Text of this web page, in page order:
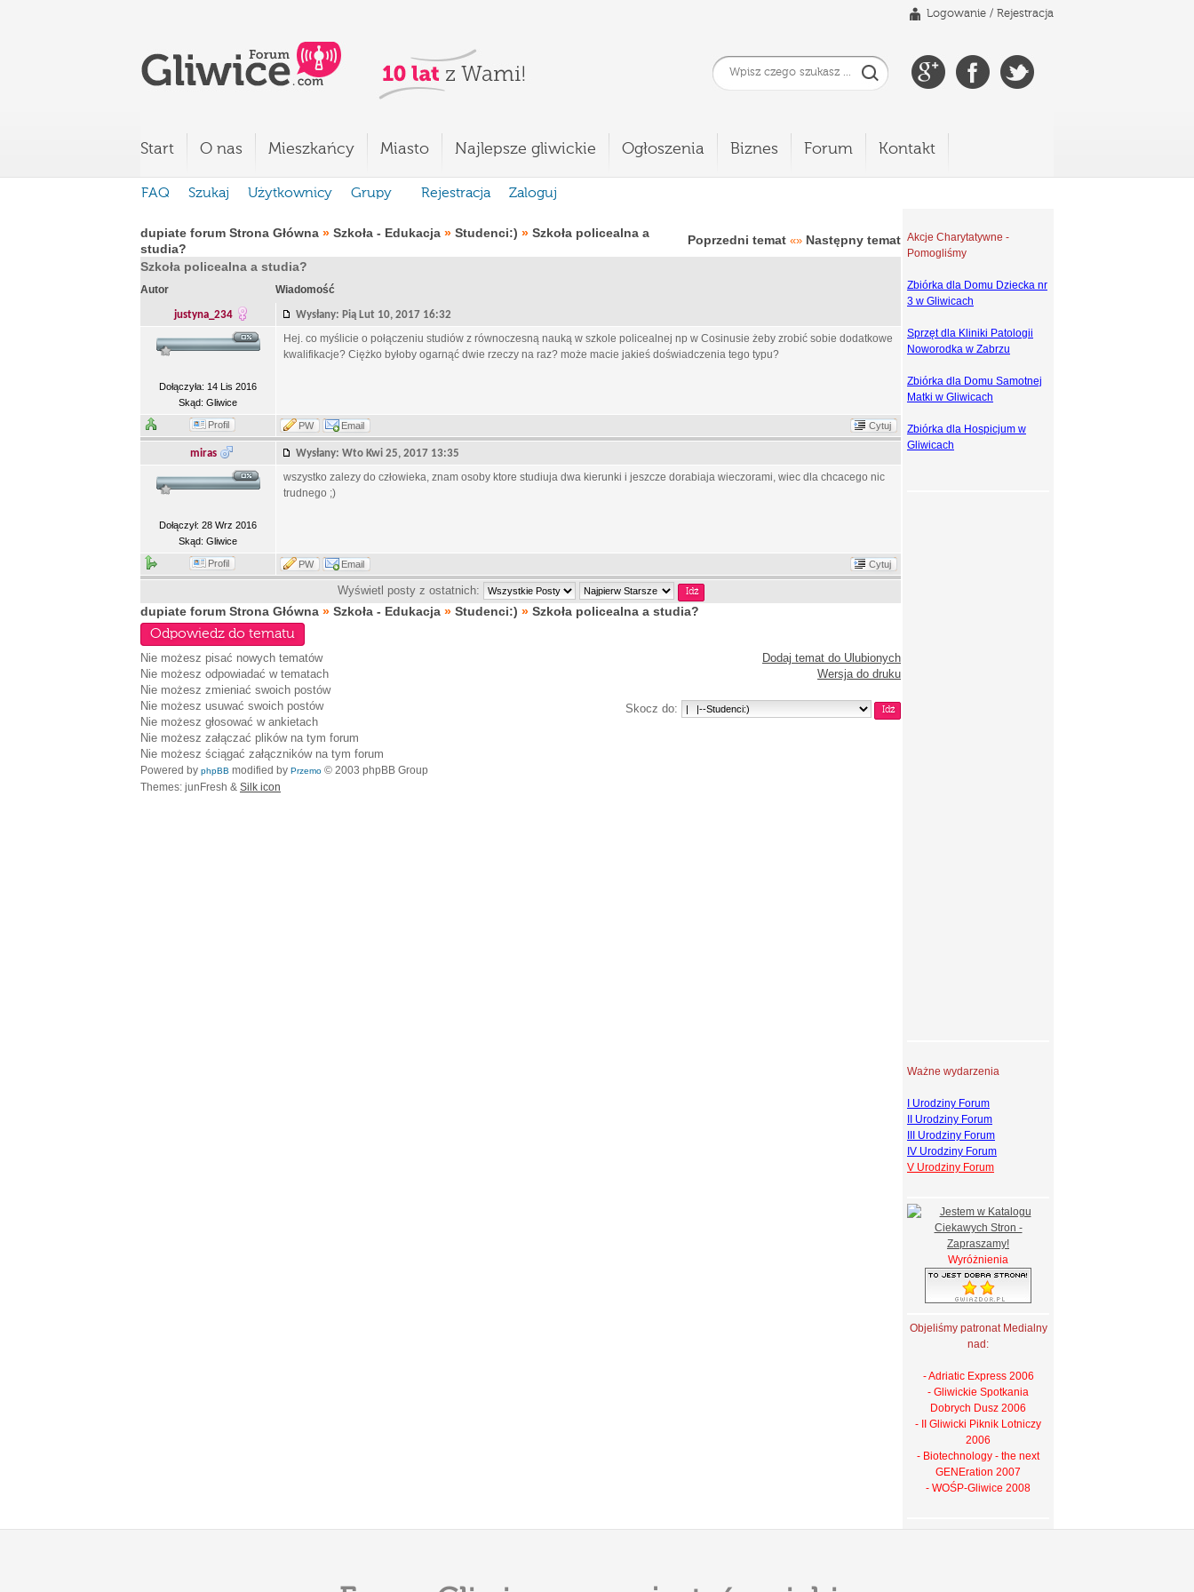
Logowanie / Rejestracja
Start O nas Mieszkańcy Miasto Najlepsze gliwickie Ogłoszenia Biznes Forum Kontakt
FAQ Szukaj Użytkownicy Grupy Rejestracja Zaloguj
dupiate forum Strona Główna » Szkoła - Edukacja » Studenci:) » Szkoła policealna a
studia?
Poprzedni temat «» Następny temat
Szkoła policealna a studia?
Autor Wiadomość
justyna_234 Wysłany: Pią Lut 10, 2017 16:32
Dołączyła: 14 Lis 2016
Skąd: Gliwice
Hej. co myślicie o połączeniu studiów z równoczesną nauką w szkole policealnej np w Cosinusie żeby zrobić sobie dodatkowe
kwalifikacje? Ciężko byłoby ogarnąć dwie rzeczy na raz? może macie jakieś doświadczenia tego typu?
Profil PW Email Cytuj
miras Wysłany: Wto Kwi 25, 2017 13:35
Dołączył: 28 Wrz 2016
Skąd: Gliwice
wszystko zalezy do człowieka, znam osoby ktore studiuja dwa kierunki i jeszcze dorabiaja wieczorami, wiec dla chcacego nic
trudnego ;)
Profil PW Email Cytuj
Wyświetl posty z ostatnich:
dupiate forum Strona Główna » Szkoła - Edukacja » Studenci:) » Szkoła policealna a studia?
Odpowiedz do tematu
Nie możesz pisać nowych tematów
Nie możesz odpowiadać w tematach
Nie możesz zmieniać swoich postów
Nie możesz usuwać swoich postów
Nie możesz głosować w ankietach
Nie możesz załączać plików na tym forum
Nie możesz ściągać załączników na tym forum
Dodaj temat do Ulubionych
Wersja do druku
Skocz do:
Powered by phpBB modified by Przemo © 2003 phpBB Group
Themes: junFresh & Silk icon
Akcje Charytatywne -
Pomogliśmy
Zbiórka dla Domu Dziecka nr
3 w Gliwicach
Sprzęt dla Kliniki Patologii
Noworodka w Zabrzu
Zbiórka dla Domu Samotnej
Matki w Gliwicach
Zbiórka dla Hospicjum w
Gliwicach
Ważne wydarzenia
I Urodziny Forum
II Urodziny Forum
III Urodziny Forum
IV Urodziny Forum
V Urodziny Forum
Wyróżnienia
Objeliśmy patronat Medialny
nad:
- Adriatic Express 2006
- Gliwickie Spotkania
Dobrych Dusz 2006
- II Gliwicki Piknik Lotniczy
2006
- Biotechnology - the next
GENEration 2007
- WOŚP-Gliwice 2008